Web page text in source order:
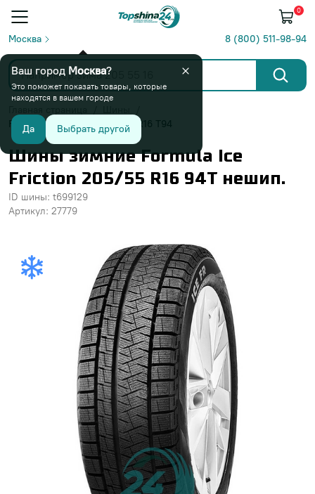
0
Москва 8 (800) 511-98-94
Formula Ice Friction 205/55 R16 T94
Шины зимние Formula Ice
Friction 205/55 R16 94T нешип.
ID шины: t699129
Артикул: 27779
Ваш город Москва?
Это поможет показать товары, которые
находятся в вашем городе
Да Выбрать другой